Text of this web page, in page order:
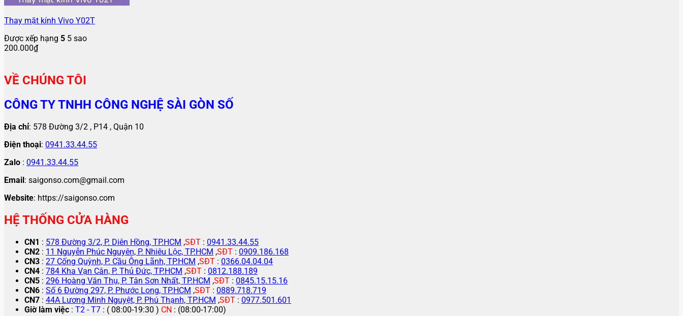
Thay mặt kính Vivo Y02T
Được xếp hạng 5 5 sao
200.000₫
VỀ CHÚNG TÔI
CÔNG TY TNHH CÔNG NGHỆ SÀI GÒN SỐ
Địa chỉ: 578 Đường 3/2 , P14 , Quận 10
Điện thoại: 0941.33.44.55
Zalo : 0941.33.44.55
Email: saigonso.com@gmail.com
Website: https://saigonso.com
HỆ THỐNG CỬA HÀNG
CN1 : 578 Đường 3/2, P. Diên Hồng, TP.HCM ,SĐT : 0941.33.44.55
CN2 : 11 Nguyễn Phúc Nguyên, P. Nhiêu Lộc, TP.HCM ,SĐT : 0909.186.168
CN3 : 27 Cống Quỳnh, P. Cầu Ông Lãnh, TP.HCM ,SĐT : 0366.04.04.04
CN4 : 784 Kha Vạn Cân, P. Thủ Đức, TP.HCM ,SĐT : 0812.188.189
CN5 : 296 Hoàng Văn Thụ, P. Tân Sơn Nhất, TP.HCM ,SĐT : 0845.15.15.16
CN6 : Số 6 Đường 297, P. Phước Long, TP.HCM ,SĐT : 0889.718.719
CN7 : 44A Lương Minh Nguyệt, P. Phú Thạnh, TP.HCM ,SĐT : 0977.501.601
Giờ làm việc : T2 - T7 : ( 08:00-19:30 ) CN : (08:00-17:00)